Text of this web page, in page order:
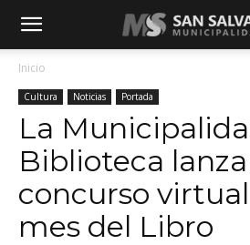
Inicio
Cultura Noticias Portada
La
Biblioteca
concurso
mes del Libro